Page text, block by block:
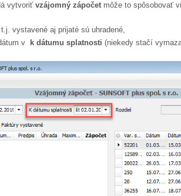
vytvoriť vzájomný zápočet môže to spôsobovať
vystavené aj prijaté sú uhradené,
v
k dátumu splatnosti (niekedy stačí